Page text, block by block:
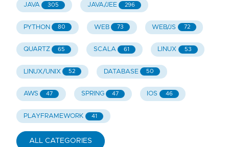
JAVA 305 JAVA/JEE 296
PYTHON 80 WEB 73 WEB/JS 72
QUARTZ 65 SCALA 61 LINUX 53
LINUX/UNIX 52 DATABASE 50
AWS 47 SPRING 47 IOS 46
PLAYFRAMEWORK 41
ALL CATEGORIES